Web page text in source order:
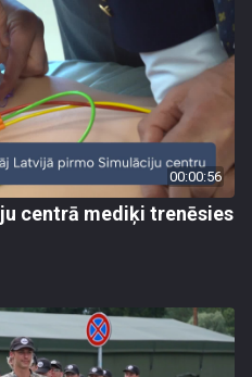
00:00:56
centrā mediķi trenēsies